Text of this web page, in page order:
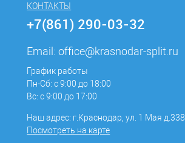
КОНТАКТЫ
+7(861) 290-03-32
Email:office@krasnodar-split.ru
График работы
Пн-Сб: с 9:00 до 18:00
Вс: с 9:00 до 17:00
Наш адрес: г.Краснодар, ул. 1 Мая д.338
Посмотреть на карте